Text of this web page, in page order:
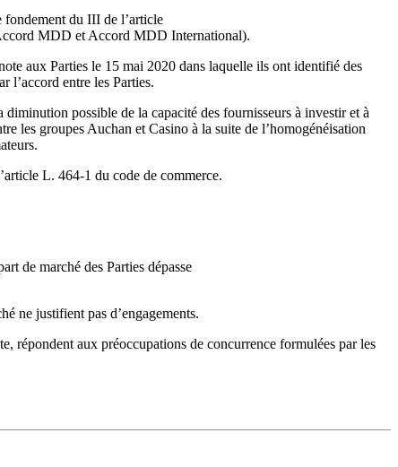
fondement du III de l’article
MDD et Accord MDD International).
aux Parties le 15 mai 2020 dans laquelle ils ont identifié des
l’accord entre les Parties.
possible de la capacité des fournisseurs à investir et à
les groupes Auchan et Casino à la suite de l’homogénéisation
L. 464-1 du code de commerce.
de marché des Parties dépasse
ne justifient pas d’engagements.
répondent aux préoccupations de concurrence formulées par les